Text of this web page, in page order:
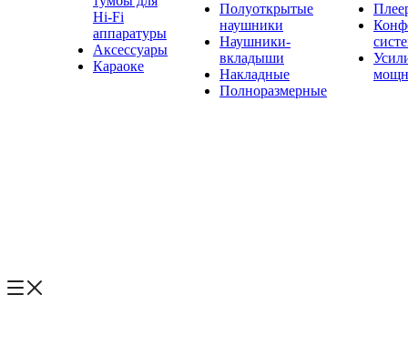
Hi-Fi
аппаратуры
Аксессуары
Караоке
Полуоткрытые
наушники
Наушники-
вкладыши
Накладные
Полноразмерные